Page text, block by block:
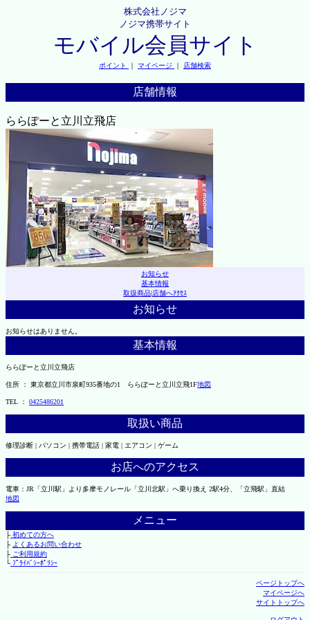
株式会社ノジマ
ノジマ携帯サイト
モバイル会員サイト
ポイント ｜ マイページ ｜ 店舗検索
店舗情報
ららぽーと立川立飛店
お知らせ
基本情報
取扱商品|店舗へｱｸｾｽ
お知らせ
お知らせはありません。
基本情報
ららぽーと立川立飛店
住所 ： 東京都立川市泉町935番地の1 ららぽーと立川立飛1F地図
TEL ： 0425486201
取扱い商品
修理診断 | パソコン | 携帯電話 | 家電 | エアコン | ゲーム
お店へのアクセス
電車：JR「立川駅」より多摩モノレール「立川北駅」へ乗り換え 2駅4分、「立飛駅」直結
地図
メニュー
├初めての方へ
├ よくあるお問い合わせ
├ご利用規約
└ﾌﾟﾗｲﾊﾞｼｰﾎﾟﾘｼｰ
ページトップへ
マイページへ
サイトトップへ